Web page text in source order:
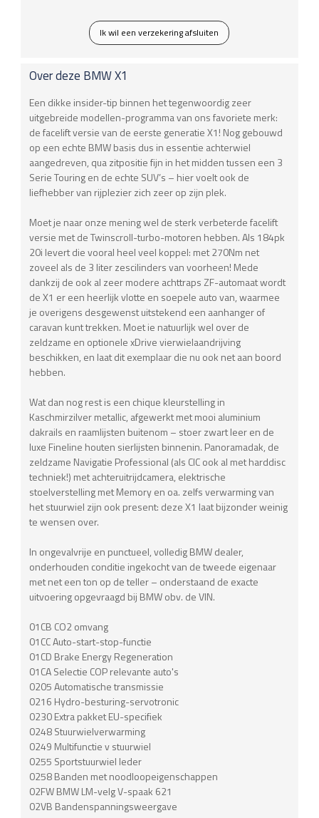
Ik wil een verzekering afsluiten
Over deze BMWX1
Een dikke insider-tip binnen het tegenwoordig zeer
uitgebreide modellen-programma van ons favoriete merk:
de facelift versie van de eerste generatie X1! Nog gebouwd
op een echte BMW basis dus in essentie achterwiel
aangedreven, qua zitpositie fijn in het midden tussen een 3
Serie Touring en de echte SUV’s – hier voelt ook de
liefhebber van rijplezier zich zeer op zijn plek.
Moet je naar onze mening wel de sterk verbeterde facelift
versie met de Twinscroll-turbo-motoren hebben. Als 184pk
20i levert die vooral heel veel koppel: met 270Nm net
zoveel als de 3 liter zescilinders van voorheen! Mede
dankzij de ook al zeer modere achttraps ZF-automaat wordt
de X1 er een heerlijk vlotte en soepele auto van, waarmee
je overigens desgewenst uitstekend een aanhanger of
caravan kunt trekken. Moet ie natuurlijk wel over de
zeldzame en optionele xDrive vierwielaandrijving
beschikken, en laat dit exemplaar die nu ook net aan boord
hebben.
Wat dan nog rest is een chique kleurstelling in
Kaschmirzilver metallic, afgewerkt met mooi aluminium
dakrails en raamlijsten buitenom – stoer zwart leer en de
luxe Fineline houten sierlijsten binnenin. Panoramadak, de
zeldzame Navigatie Professional (als CIC ook al met harddisc
techniek!) met achteruitrijdcamera, elektrische
stoelverstelling met Memory en oa. zelfs verwarming van
het stuurwiel zijn ook present: deze X1 laat bijzonder weinig
te wensen over.
In ongevalvrije en punctueel, volledig BMW dealer,
onderhouden conditie ingekocht van de tweede eigenaar
met net een ton op de teller – onderstaand de exacte
uitvoering opgevraagd bij BMW obv. de VIN.
01CB CO2 omvang
01CC Auto-start-stop-functie
01CD Brake Energy Regeneration
01CA Selectie COP relevante auto's
0205 Automatische transmissie
0216 Hydro-besturing-servotronic
0230 Extra pakket EU-specifiek
0248 Stuurwielverwarming
0249 Multifunctie v stuurwiel
0255 Sportstuurwiel leder
0258 Banden met noodloopeigenschappen
02FW BMW LM-velg V-spaak 621
02VB Bandenspanningsweergave